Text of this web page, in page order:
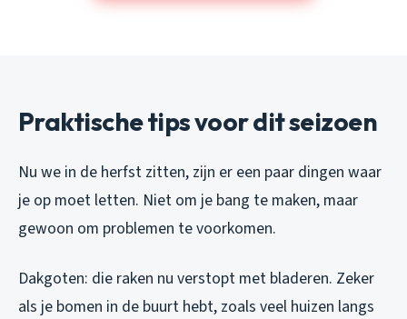
Praktische tips voor dit seizoen
Nu we in de herfst zitten, zijn er een paar dingen waar
je op moet letten. Niet om je bang te maken, maar
gewoon om problemen te voorkomen.
Dakgoten: die raken nu verstopt met bladeren. Zeker
als je bomen in de buurt hebt, zoals veel huizen langs